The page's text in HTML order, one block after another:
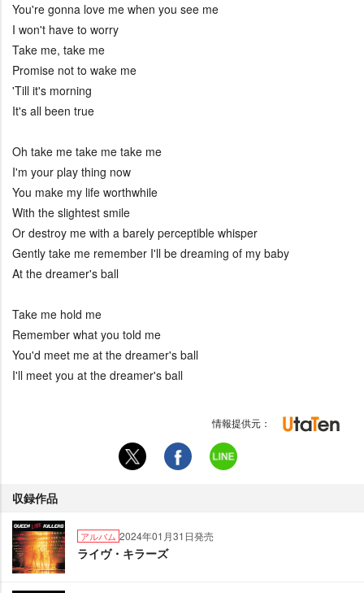
You're gonna love me when you see me
I won't have to worry
Take me, take me
Promise not to wake me
'Till it's morning
It's all been true
Oh take me take me take me
I'm your play thing now
You make my life worthwhile
With the slightest smile
Or destroy me with a barely perceptible whisper
Gently take me remember I'll be dreaming of my baby
At the dreamer's ball
Take me hold me
Remember what you told me
You'd meet me at the dreamer's ball
I'll meet you at the dreamer's ball
情報提供元：
収録作品
アルバム 2024年01月31日発売
ライヴ・キラーズ